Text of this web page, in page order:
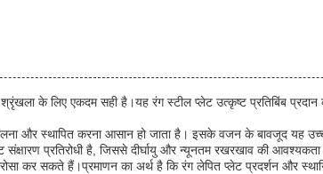
के लिए एकदम सही है।यह रंग स्टील प्लेट उत्कृष्ट प्रतिबिंब प्रदान
और स्थापित करना आसान हो जाता है। इसके वजन के बावजूद यह
प्रतिरोधी है, जिससे दीर्घायु और न्यूनतम रखरखाव की आवश्यकता
कर सकते हैं।प्रमाणन का अर्थ है कि रंग लेपित प्लेट प्रदर्शन और